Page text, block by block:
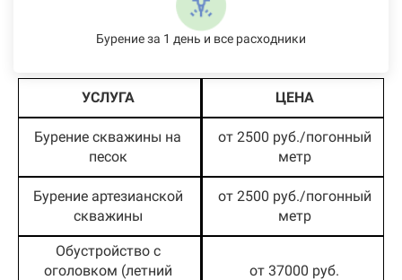
Бурение за 1 день и все расходники
УСЛУГА ЦЕНА
Бурение скважины на
песок
от 2500 руб./погонный
метр
Бурение артезианской
скважины
от 2500 руб./погонный
метр
Обустройство с
оголовком (летний
от 37000 руб.